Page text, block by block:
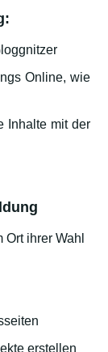
Online, wie
Inhalte mit der
ihrer Wahl
erstellen